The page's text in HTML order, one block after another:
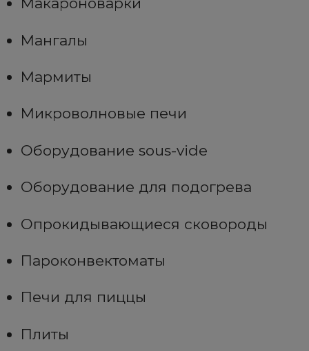
Мангалы
Мармиты
Микроволновые печи
Оборудование sous-vide
Оборудование для подогрева
Опрокидывающиеся сковороды
Пароконвектоматы
Печи для пиццы
Плиты